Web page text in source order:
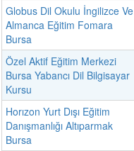
Globus Dil Okulu İngilizce Ve
Almanca Eğitim Fomara
Bursa
Özel Aktif Eğitim Merkezi
Bursa Yabancı Dil Bilgisayar
Kursu
Horızon Yurt Dışı Eğitim
Danışmanlığı Altıparmak
Bursa